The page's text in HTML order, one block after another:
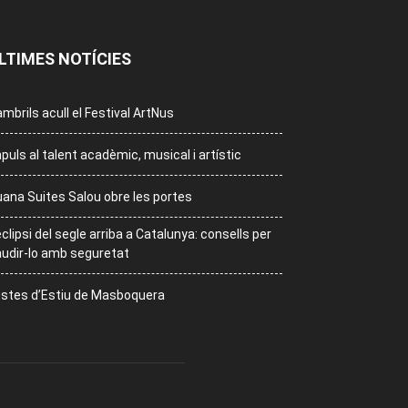
NOTÍCIES
acull el Festival ArtNus
al talent acadèmic, musical i artístic
Suites Salou obre les portes
del segle arriba a Catalunya: consells per
lo amb seguretat
d’Estiu de Masboquera